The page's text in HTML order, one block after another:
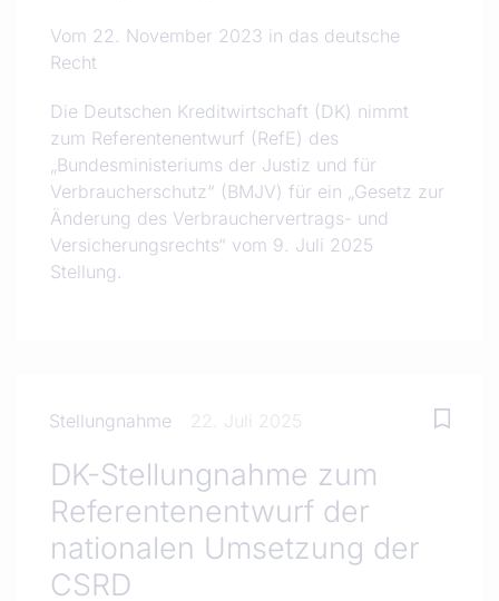
Vom 22. November 2023 in das deutsche
Recht
Die Deutschen Kreditwirtschaft (DK) nimmt
zum Referentenentwurf (RefE) des
„Bundesministeriums der Justiz und für
Verbraucherschutz“ (BMJV) für ein „Gesetz zur
Änderung des Verbrauchervertrags- und
Versicherungsrechts“ vom 9. Juli 2025
Stellung.
Stellungnahme 22. Juli 2025
DK-Stellungnahme zum
Referentenentwurf der
nationalen Umsetzung der
CSRD